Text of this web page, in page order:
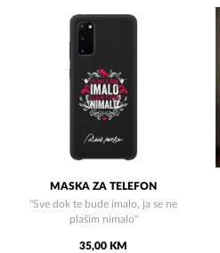
MASKA ZA TELEFON
"Sve dok te bude imalo, ja se ne
plašim nimalo"
35,00 KM